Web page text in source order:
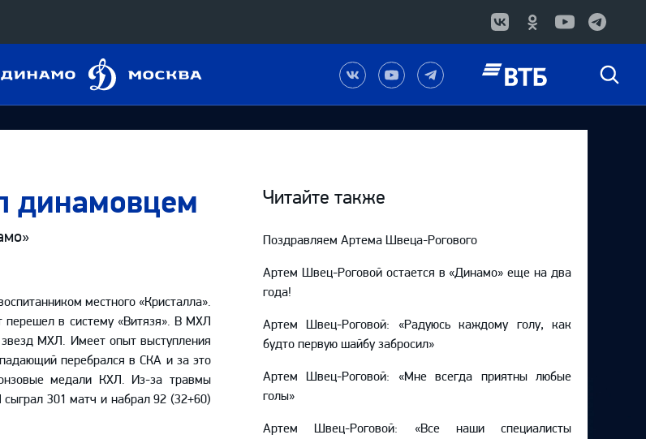
«Восток»
Динамо
Наша
группа
в
Вконтакте
Наш
канал
на
YouTube
Наш
канал
в
Telegram
Быстрый
динамовцем
местного «Кристалла».
перешел в систему «Витязя». В МХЛ
звезд МХЛ. Имеет опыт выступления
перебрался в СКА и за это
медали КХЛ. Из-за травмы
301 матч и набрал 92 (32+60)
Читайте также
Поздравляем Артема Швеца-Рогового
Артем Швец-Роговой остается в «Динамо» еще на два
года!
Артем Швец-Роговой: «Радуюсь каждому голу, как
будто первую шайбу забросил»
Артем Швец-Роговой: «Мне всегда приятны любые
голы»
Артем Швец-Роговой: «Все наши специалисты